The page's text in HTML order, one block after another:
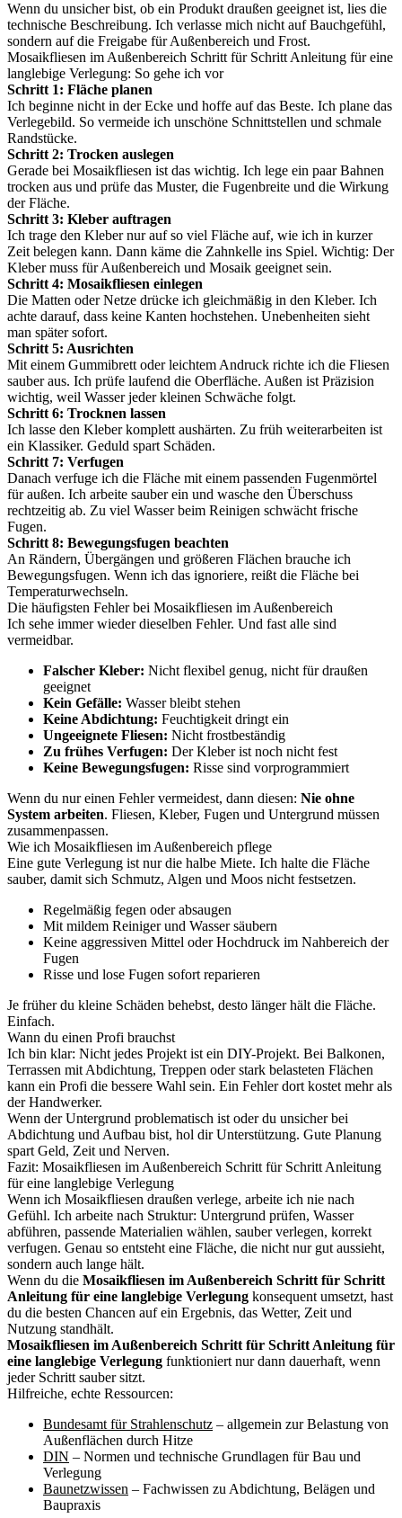
Wenn du unsicher bist, ob ein Produkt draußen geeignet ist, lies die
technische Beschreibung. Ich verlasse mich nicht auf Bauchgefühl,
sondern auf die Freigabe für Außenbereich und Frost.
Mosaikfliesen im Außenbereich Schritt für Schritt Anleitung für eine
langlebige Verlegung: So gehe ich vor
Schritt 1: Fläche planen
Ich beginne nicht in der Ecke und hoffe auf das Beste. Ich plane das
Verlegebild. So vermeide ich unschöne Schnittstellen und schmale
Randstücke.
Schritt 2: Trocken auslegen
Gerade bei Mosaikfliesen ist das wichtig. Ich lege ein paar Bahnen
trocken aus und prüfe das Muster, die Fugenbreite und die Wirkung
der Fläche.
Schritt 3: Kleber auftragen
Ich trage den Kleber nur auf so viel Fläche auf, wie ich in kurzer
Zeit belegen kann. Dann käme die Zahnkelle ins Spiel. Wichtig: Der
Kleber muss für Außenbereich und Mosaik geeignet sein.
Schritt 4: Mosaikfliesen einlegen
Die Matten oder Netze drücke ich gleichmäßig in den Kleber. Ich
achte darauf, dass keine Kanten hochstehen. Unebenheiten sieht
man später sofort.
Schritt 5: Ausrichten
Mit einem Gummibrett oder leichtem Andruck richte ich die Fliesen
sauber aus. Ich prüfe laufend die Oberfläche. Außen ist Präzision
wichtig, weil Wasser jeder kleinen Schwäche folgt.
Schritt 6: Trocknen lassen
Ich lasse den Kleber komplett aushärten. Zu früh weiterarbeiten ist
ein Klassiker. Geduld spart Schäden.
Schritt 7: Verfugen
Danach verfuge ich die Fläche mit einem passenden Fugenmörtel
für außen. Ich arbeite sauber ein und wasche den Überschuss
rechtzeitig ab. Zu viel Wasser beim Reinigen schwächt frische
Fugen.
Schritt 8: Bewegungsfugen beachten
An Rändern, Übergängen und größeren Flächen brauche ich
Bewegungsfugen. Wenn ich das ignoriere, reißt die Fläche bei
Temperaturwechseln.
Die häufigsten Fehler bei Mosaikfliesen im Außenbereich
Ich sehe immer wieder dieselben Fehler. Und fast alle sind
vermeidbar.
Falscher Kleber: Nicht flexibel genug, nicht für draußen
geeignet
Kein Gefälle: Wasser bleibt stehen
Keine Abdichtung: Feuchtigkeit dringt ein
Ungeeignete Fliesen: Nicht frostbeständig
Zu frühes Verfugen: Der Kleber ist noch nicht fest
Keine Bewegungsfugen: Risse sind vorprogrammiert
Wenn du nur einen Fehler vermeidest, dann diesen: Nie ohne
System arbeiten. Fliesen, Kleber, Fugen und Untergrund müssen
zusammenpassen.
Wie ich Mosaikfliesen im Außenbereich pflege
Eine gute Verlegung ist nur die halbe Miete. Ich halte die Fläche
sauber, damit sich Schmutz, Algen und Moos nicht festsetzen.
Regelmäßig fegen oder absaugen
Mit mildem Reiniger und Wasser säubern
Keine aggressiven Mittel oder Hochdruck im Nahbereich der
Fugen
Risse und lose Fugen sofort reparieren
Je früher du kleine Schäden behebst, desto länger hält die Fläche.
Einfach.
Wann du einen Profi brauchst
Ich bin klar: Nicht jedes Projekt ist ein DIY-Projekt. Bei Balkonen,
Terrassen mit Abdichtung, Treppen oder stark belasteten Flächen
kann ein Profi die bessere Wahl sein. Ein Fehler dort kostet mehr als
der Handwerker.
Wenn der Untergrund problematisch ist oder du unsicher bei
Abdichtung und Aufbau bist, hol dir Unterstützung. Gute Planung
spart Geld, Zeit und Nerven.
Fazit: Mosaikfliesen im Außenbereich Schritt für Schritt Anleitung
für eine langlebige Verlegung
Wenn ich Mosaikfliesen draußen verlege, arbeite ich nie nach
Gefühl. Ich arbeite nach Struktur: Untergrund prüfen, Wasser
abführen, passende Materialien wählen, sauber verlegen, korrekt
verfugen. Genau so entsteht eine Fläche, die nicht nur gut aussieht,
sondern auch lange hält.
Wenn du die Mosaikfliesen im Außenbereich Schritt für Schritt
Anleitung für eine langlebige Verlegung konsequent umsetzt, hast
du die besten Chancen auf ein Ergebnis, das Wetter, Zeit und
Nutzung standhält.
Mosaikfliesen im Außenbereich Schritt für Schritt Anleitung für
eine langlebige Verlegung funktioniert nur dann dauerhaft, wenn
jeder Schritt sauber sitzt.
Hilfreiche, echte Ressourcen:
Bundesamt für Strahlenschutz – allgemein zur Belastung von
Außenflächen durch Hitze
DIN – Normen und technische Grundlagen für Bau und
Verlegung
Baunetzwissen – Fachwissen zu Abdichtung, Belägen und
Baupraxis